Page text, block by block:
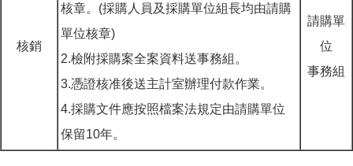
核銷
核章。(採購人員及採購單位組長均由請購
單位核章)
2.檢附採購案全案資料送事務組。
3.憑證核准後送主計室辦理付款作業。
4.採購文件應按照檔案法規定由請購單位
保留10年。
請購單
位
事務組